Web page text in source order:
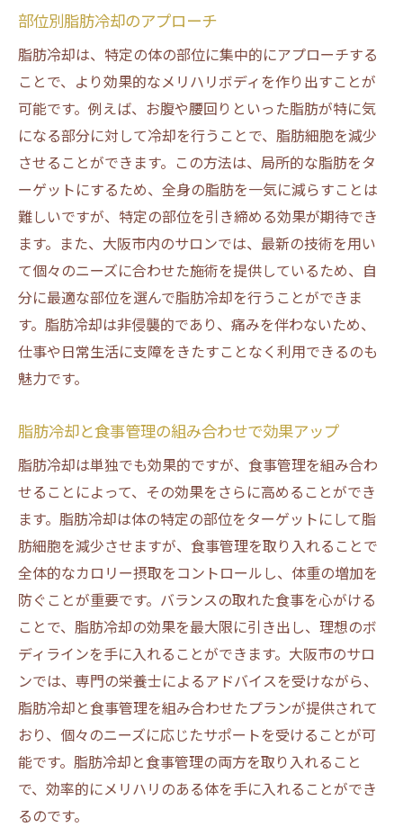
部位別脂肪冷却のアプローチ
脂肪冷却は、特定の体の部位に集中的にアプローチする
ことで、より効果的なメリハリボディを作り出すことが
可能です。例えば、お腹や腰回りといった脂肪が特に気
になる部分に対して冷却を行うことで、脂肪細胞を減少
させることができます。この方法は、局所的な脂肪をタ
ーゲットにするため、全身の脂肪を一気に減らすことは
難しいですが、特定の部位を引き締める効果が期待でき
ます。また、大阪市内のサロンでは、最新の技術を用い
て個々のニーズに合わせた施術を提供しているため、自
分に最適な部位を選んで脂肪冷却を行うことができま
す。脂肪冷却は非侵襲的であり、痛みを伴わないため、
仕事や日常生活に支障をきたすことなく利用できるのも
魅力です。
脂肪冷却と食事管理の組み合わせで効果アップ
脂肪冷却は単独でも効果的ですが、食事管理を組み合わ
せることによって、その効果をさらに高めることができ
ます。脂肪冷却は体の特定の部位をターゲットにして脂
肪細胞を減少させますが、食事管理を取り入れることで
全体的なカロリー摂取をコントロールし、体重の増加を
防ぐことが重要です。バランスの取れた食事を心がける
ことで、脂肪冷却の効果を最大限に引き出し、理想のボ
ディラインを手に入れることができます。大阪市のサロ
ンでは、専門の栄養士によるアドバイスを受けながら、
脂肪冷却と食事管理を組み合わせたプランが提供されて
おり、個々のニーズに応じたサポートを受けることが可
能です。脂肪冷却と食事管理の両方を取り入れること
で、効率的にメリハリのある体を手に入れることができ
るのです。